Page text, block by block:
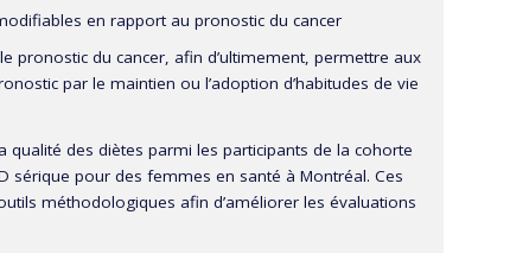
en rapport au pronostic du cancer
pronostic du cancer, afin d’ultimement, permettre aux
par le maintien ou l’adoption d’habitudes de vie
qualité des diètes parmi les participants de la cohorte
sérique pour des femmes en santé à Montréal. Ces
méthodologiques afin d’améliorer les évaluations